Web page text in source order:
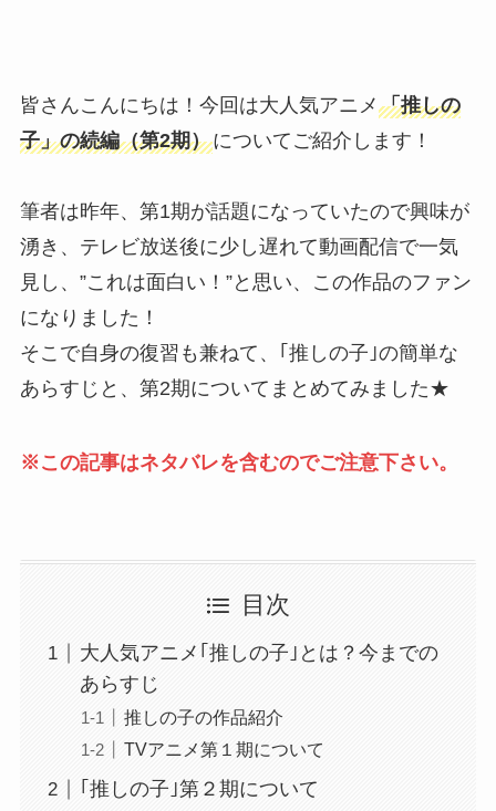
皆さんこんにちは！今回は大人気アニメ 「推しの
子」の続編（第2期）についてご紹介します！
筆者は昨年、第1期が話題になっていたので興味が
湧き、テレビ放送後に少し遅れて動画配信で一気
見し、”これは面白い！”と思い、この作品のファン
になりました！
そこで自身の復習も兼ねて、｢推しの子｣の簡単な
あらすじと、第2期についてまとめてみました★
※この記事はネタバレを含むのでご注意下さい。
目次
大人気アニメ｢推しの子｣とは？今までの
あらすじ
推しの子の作品紹介
TVアニメ第１期について
｢推しの子｣第２期について